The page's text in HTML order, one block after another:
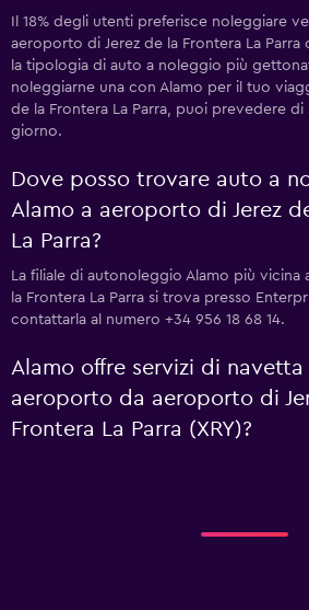
Il 18% degli utenti preferisce noleggiare
aeroporto di Jerez de la Frontera La
la tipologia di auto a noleggio più
noleggiarne una con Alamo per il tuo
de la Frontera La Parra, puoi prevedere
giorno.
Dove posso trovare auto a
Alamo a aeroporto di Jerez
La Parra?
La filiale di autonoleggio Alamo più vicina
la Frontera La Parra si trova presso
contattarla al numero +34 956 18 68 14.
Alamo offre servizi di
aeroporto da aeroporto di
Frontera La Parra (XRY)?